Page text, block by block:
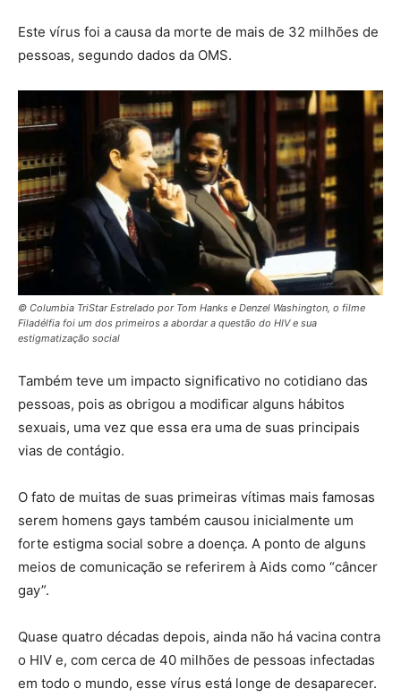
Este vírus foi a causa da morte de mais de 32 milhões de
pessoas, segundo dados da OMS.
© Columbia TriStar Estrelado por Tom Hanks e Denzel Washington, o filme
Filadélfia foi um dos primeiros a abordar a questão do HIV e sua
estigmatização social
Também teve um impacto significativo no cotidiano das
pessoas, pois as obrigou a modificar alguns hábitos
sexuais, uma vez que essa era uma de suas principais
vias de contágio.
O fato de muitas de suas primeiras vítimas mais famosas
serem homens gays também causou inicialmente um
forte estigma social sobre a doença. A ponto de alguns
meios de comunicação se referirem à Aids como “câncer
gay”.
Quase quatro décadas depois, ainda não há vacina contra
o HIV e, com cerca de 40 milhões de pessoas infectadas
em todo o mundo, esse vírus está longe de desaparecer.